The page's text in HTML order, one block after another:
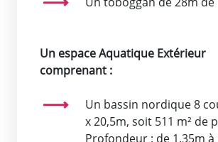
Un espace Aquatique Extérieur
comprenant :
Un bassin nordique 8
x 20,5m, soit 511 m² de
Profondeur : de 1.35m à